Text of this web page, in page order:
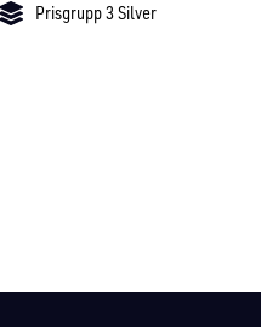
Prisgrupp 3 Silver